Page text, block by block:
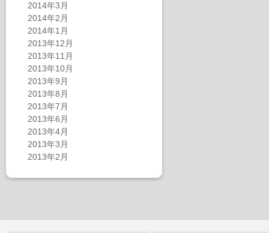
2014年3月
2014年2月
2014年1月
2013年12月
2013年11月
2013年10月
2013年9月
2013年8月
2013年7月
2013年6月
2013年4月
2013年3月
2013年2月